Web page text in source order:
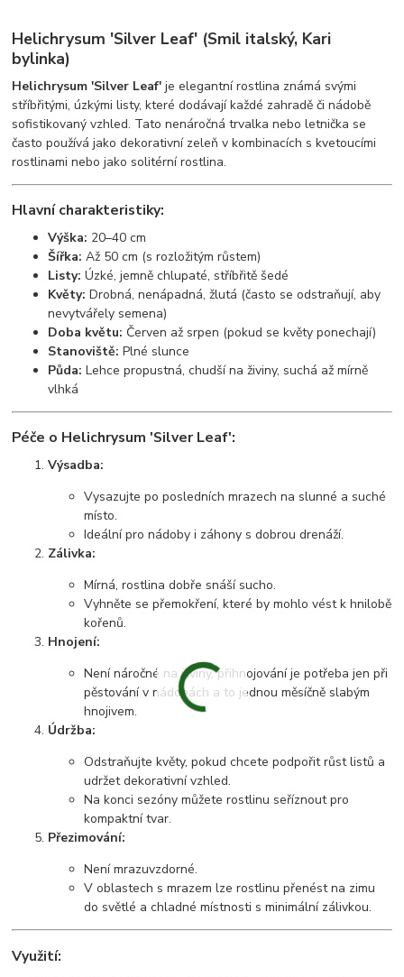
Helichrysum 'Silver Leaf' (Smil italský, Kari
bylinka)
Helichrysum 'Silver Leaf' je elegantní rostlina známá svými
stříbřitými, úzkými listy, které dodávají každé zahradě či nádobě
sofistikovaný vzhled. Tato nenáročná trvalka nebo letnička se
často používá jako dekorativní zeleň v kombinacích s kvetoucími
rostlinami nebo jako solitérní rostlina.
Hlavní charakteristiky:
Výška: 20–40 cm
Šířka: Až 50 cm (s rozložitým růstem)
Listy: Úzké, jemně chlupaté, stříbřitě šedé
Květy: Drobná, nenápadná, žlutá (často se odstraňují, aby
nevytvářely semena)
Doba květu: Červen až srpen (pokud se květy ponechají)
Stanoviště: Plné slunce
Půda: Lehce propustná, chudší na živiny, suchá až mírně
vlhká
Péče o Helichrysum 'Silver Leaf':
Výsadba:
Vysazujte po posledních mrazech na slunné a suché
místo.
Ideální pro nádoby i záhony s dobrou drenáží.
Zálivka:
Mírná, rostlina dobře snáší sucho.
Vyhněte se přemokření, které by mohlo vést k hnilobě
kořenů.
Hnojení:
Není náročné na živiny, přihnojování je potřeba jen při
pěstování v nádobách a to jednou měsíčně slabým
hnojivem.
Údržba:
Odstraňujte květy, pokud chcete podpořit růst listů a
udržet dekorativní vzhled.
Na konci sezóny můžete rostlinu seříznout pro
kompaktní tvar.
Přezimování:
Není mrazuvzdorné.
V oblastech s mrazem lze rostlinu přenést na zimu
do světlé a chladné místnosti s minimální zálivkou.
Využití: